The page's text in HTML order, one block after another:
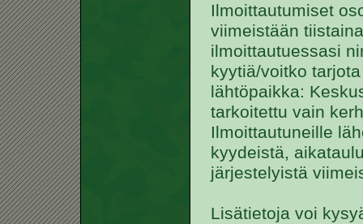
Ilmoittautumiset
viimeistään
ilmoittautuessasi
kyytiä/voitko
lähtöpaikka:
tarkoitettu vain
Ilmoittautuneille
kyydeistä,
järjestelyistä
Lisätietoja voi